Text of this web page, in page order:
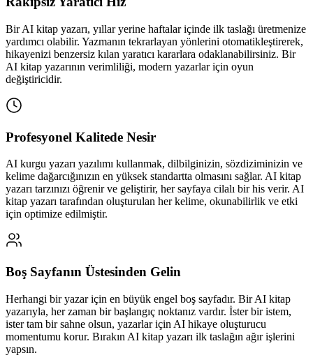
Bir AI kitap yazarı, yıllar yerine haftalar içinde ilk taslağı üretmenize
yardımcı olabilir. Yazmanın tekrarlayan yönlerini otomatikleştirerek,
hikayenizi benzersiz kılan yaratıcı kararlara odaklanabilirsiniz. Bir
AI kitap yazarının verimliliği, modern yazarlar için oyun
değiştiricidir.
Profesyonel Kalitede Nesir
AI kurgu yazarı yazılımı kullanmak, dilbilginizin, sözdiziminizin ve
kelime dağarcığınızın en yüksek standartta olmasını sağlar. AI kitap
yazarı tarzınızı öğrenir ve geliştirir, her sayfaya cilalı bir his verir. AI
kitap yazarı tarafından oluşturulan her kelime, okunabilirlik ve etki
için optimize edilmiştir.
Boş Sayfanın Üstesinden Gelin
Herhangi bir yazar için en büyük engel boş sayfadır. Bir AI kitap
yazarıyla, her zaman bir başlangıç noktanız vardır. İster bir istem,
ister tam bir sahne olsun, yazarlar için AI hikaye oluşturucu
momentumu korur. Bırakın AI kitap yazarı ilk taslağın ağır işlerini
yapsın.